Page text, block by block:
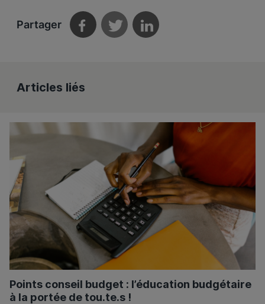
Partager
Articles liés
Points conseil budget : l’éducation budgétaire
à la portée de tou.te.s !